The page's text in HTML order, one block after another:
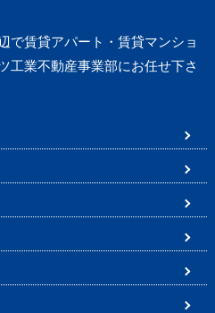
で賃貸アパート・賃貸マンショ
工業不動産事業部にお任せ下さ